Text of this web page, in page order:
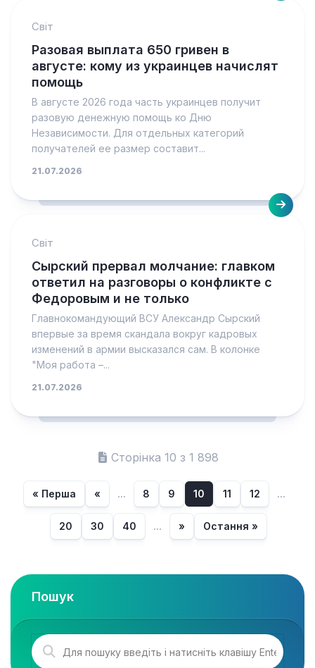
Світ
Разовая выплата 650 гривен в
августе: кому из украинцев начислят
помощь
В августе 2026 года часть украинцев получит
разовую денежную помощь ко Дню
Независимости. Для отдельных категорий
получателей ее размер составит...
21.07.2026
Світ
Сырский прервал молчание: главком
ответил на разговоры о конфликте с
Федоровым и не только
Главнокомандующий ВСУ Александр Сырский
впервые за время скандала вокруг кадровых
изменений в армии высказался сам. В колонке
"Моя работа –...
21.07.2026
Сторінка 10 з 1 898
« Перша « ... 8 9 10 11 12 ...
20 30 40 ... » Остання »
Пошук